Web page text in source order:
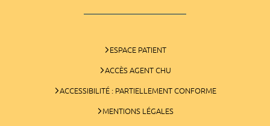
ESPACE PATIENT
ACCÈS AGENT CHU
ACCESSIBILITÉ : PARTIELLEMENT CONFORME
MENTIONS LÉGALES